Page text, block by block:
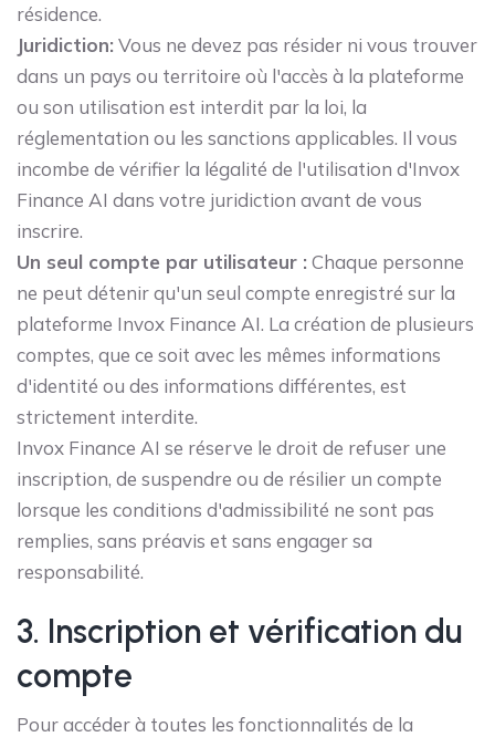
résidence.
Juridiction: Vous ne devez pas résider ni vous trouver
dans un pays ou territoire où l'accès à la plateforme
ou son utilisation est interdit par la loi, la
réglementation ou les sanctions applicables. Il vous
incombe de vérifier la légalité de l'utilisation d'Invox
Finance AI dans votre juridiction avant de vous
inscrire.
Un seul compte par utilisateur : Chaque personne
ne peut détenir qu'un seul compte enregistré sur la
plateforme Invox Finance AI. La création de plusieurs
comptes, que ce soit avec les mêmes informations
d'identité ou des informations différentes, est
strictement interdite.
Invox Finance AI se réserve le droit de refuser une
inscription, de suspendre ou de résilier un compte
lorsque les conditions d'admissibilité ne sont pas
remplies, sans préavis et sans engager sa
responsabilité.
3. Inscription et vérification du
compte
Pour accéder à toutes les fonctionnalités de la